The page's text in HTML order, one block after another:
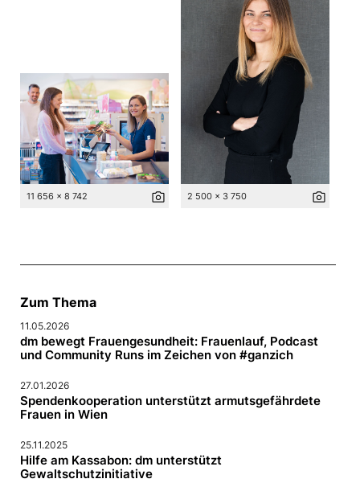
11 656 x 8 742 photo_camera 2 500 x 3 750 photo_camera
Zum Thema
11.05.2026
dm bewegt Frauengesundheit: Frauenlauf, Podcast
und Community Runs im Zeichen von #ganzich
27.01.2026
Spendenkooperation unterstützt armutsgefährdete
Frauen in Wien
25.11.2025
Hilfe am Kassabon: dm unterstützt
Gewaltschutzinitiative